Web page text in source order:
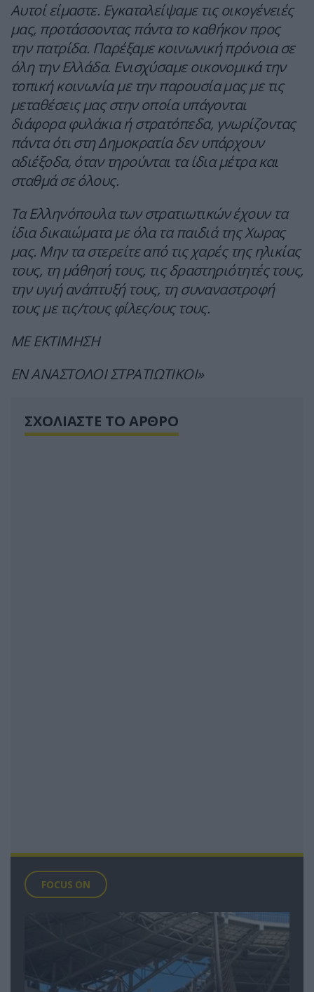
Αυτοί είμαστε. Εγκαταλείψαμε τις οικογένειές
μας, προτάσσοντας πάντα το καθήκον προς
την πατρίδα. Παρέξαμε κοινωνική πρόνοια σε
όλη την Ελλάδα. Ενισχύσαμε οικονομικά την
τοπική κοινωνία με την παρουσία μας με τις
μεταθέσεις μας στην οποία υπάγονται
διάφορα φυλάκια ή στρατόπεδα, γνωρίζοντας
πάντα ότι στη Δημοκρατία δεν υπάρχουν
αδιέξοδα, όταν τηρούνται τα ίδια μέτρα και
σταθμά σε όλους.
Τα Ελληνόπουλα των στρατιωτικών έχουν τα
ίδια δικαιώματα με όλα τα παιδιά της Χωρας
μας. Μην τα στερείτε από τις χαρές της ηλικίας
τους, τη μάθησή τους, τις δραστηριότητές τους,
την υγιή ανάπτυξή τους, τη συναναστροφή
τους με τις/τους φίλες/ους τους.
ΜΕ ΕΚΤΙΜΗΣΗ
ΕΝ ΑΝΑΣΤΟΛΟΙ ΣΤΡΑΤΙΩΤΙΚΟΙ»
ΣΧΟΛΙΑΣΤΕ ΤΟ ΑΡΘΡΟ
FOCUS ON